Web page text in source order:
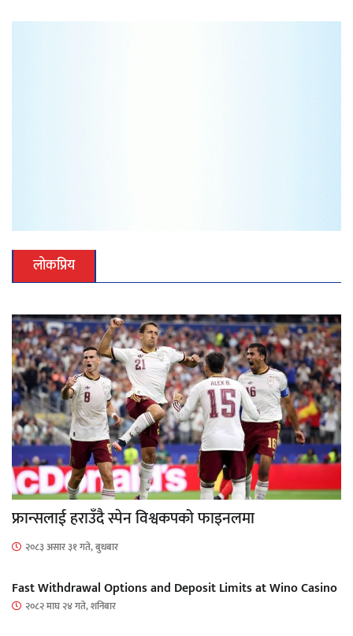
लोकप्रिय
फ्रान्सलाई हराउँदै स्पेन विश्वकपको फाइनलमा
२०८३ असार ३१ गते, बुधबार
Fast Withdrawal Options and Deposit Limits at Wino Casino
२०८२ माघ २४ गते, शनिबार